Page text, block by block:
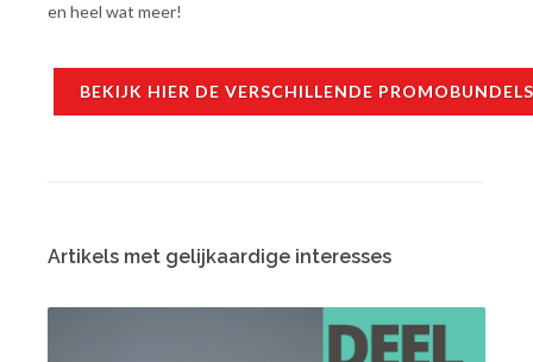
en heel wat meer!
BEKIJK HIER DE VERSCHILLENDE
Artikels met gelijkaardige interesses